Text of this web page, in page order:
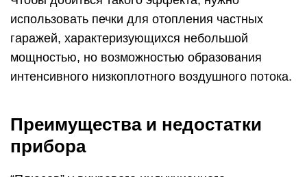
использовать печки для отопления частных
гаражей, характеризующихся небольшой
мощностью, но возможностью образования
интенсивного низкоплотного воздушного потока.
Преимущества и недостатки
прибора